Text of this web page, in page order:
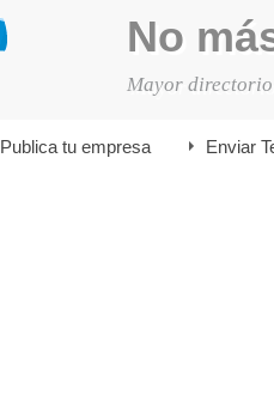
No
Mayor directorio
Publica tu empresa Enviar